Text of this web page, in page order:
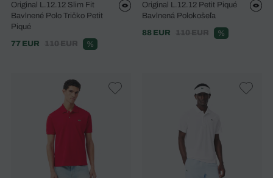
Original L.12.12 Slim Fit
Bavlnené Polo Tričko Petit
Piqué
77 EUR
110 EUR %
Original L.12.12 Petit Piqué
Bavlnená Polokošeľa
88 EUR
110 EUR %